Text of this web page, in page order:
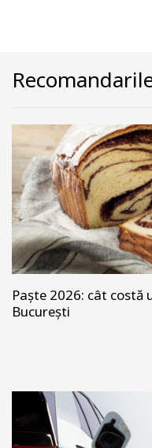
Paște 2026: cât costă
București